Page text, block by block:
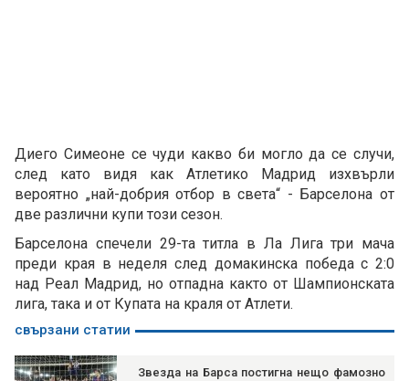
Диего Симеоне се чуди какво би могло да се случи,
след като видя как Атлетико Мадрид изхвърли
вероятно „най-добрия отбор в света“ - Барселона от
две различни купи този сезон.
Барселона спечели 29-та титла в Ла Лига три мача
преди края в неделя след домакинска победа с 2:0
над Реал Мадрид, но отпадна както от Шампионската
лига, така и от Купата на краля от Атлети.
свързани статии
Звезда на Барса постигна нещо фамозно